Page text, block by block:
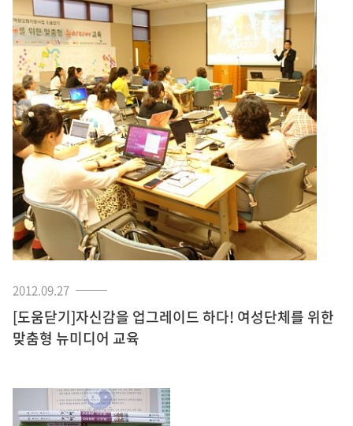
2012.09.27
[도움닫기]자신감을 업그레이드 하다! 여성단체를 위한
맞춤형 뉴미디어 교육